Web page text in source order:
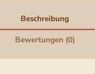
Beschreibung
Bewertungen (0)